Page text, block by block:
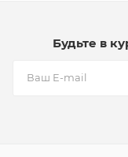
Будьте в